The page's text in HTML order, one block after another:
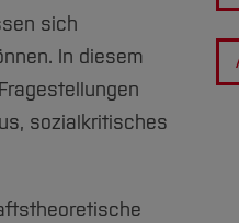
sich
In diesem
sozialkritisches